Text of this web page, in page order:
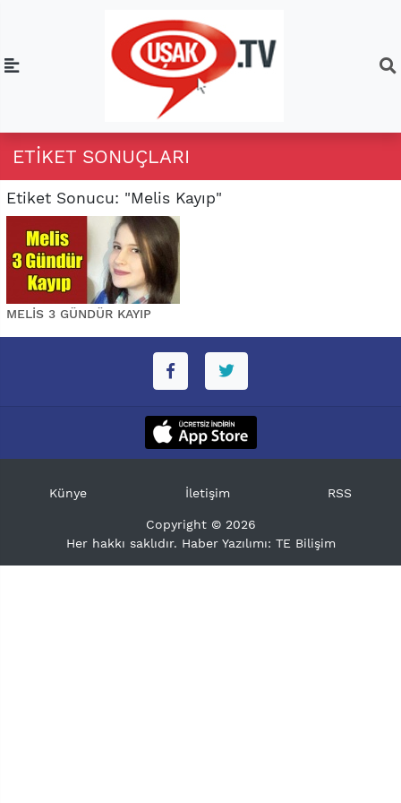
ETIKET SONUÇLARI
Etiket Sonucu: "Melis Kayıp"
MELİS 3 GÜNDÜR KAYIP
Künye İletişim RSS
Copyright © 2026
Her hakkı saklıdır. Haber Yazılımı: TE Bilişim